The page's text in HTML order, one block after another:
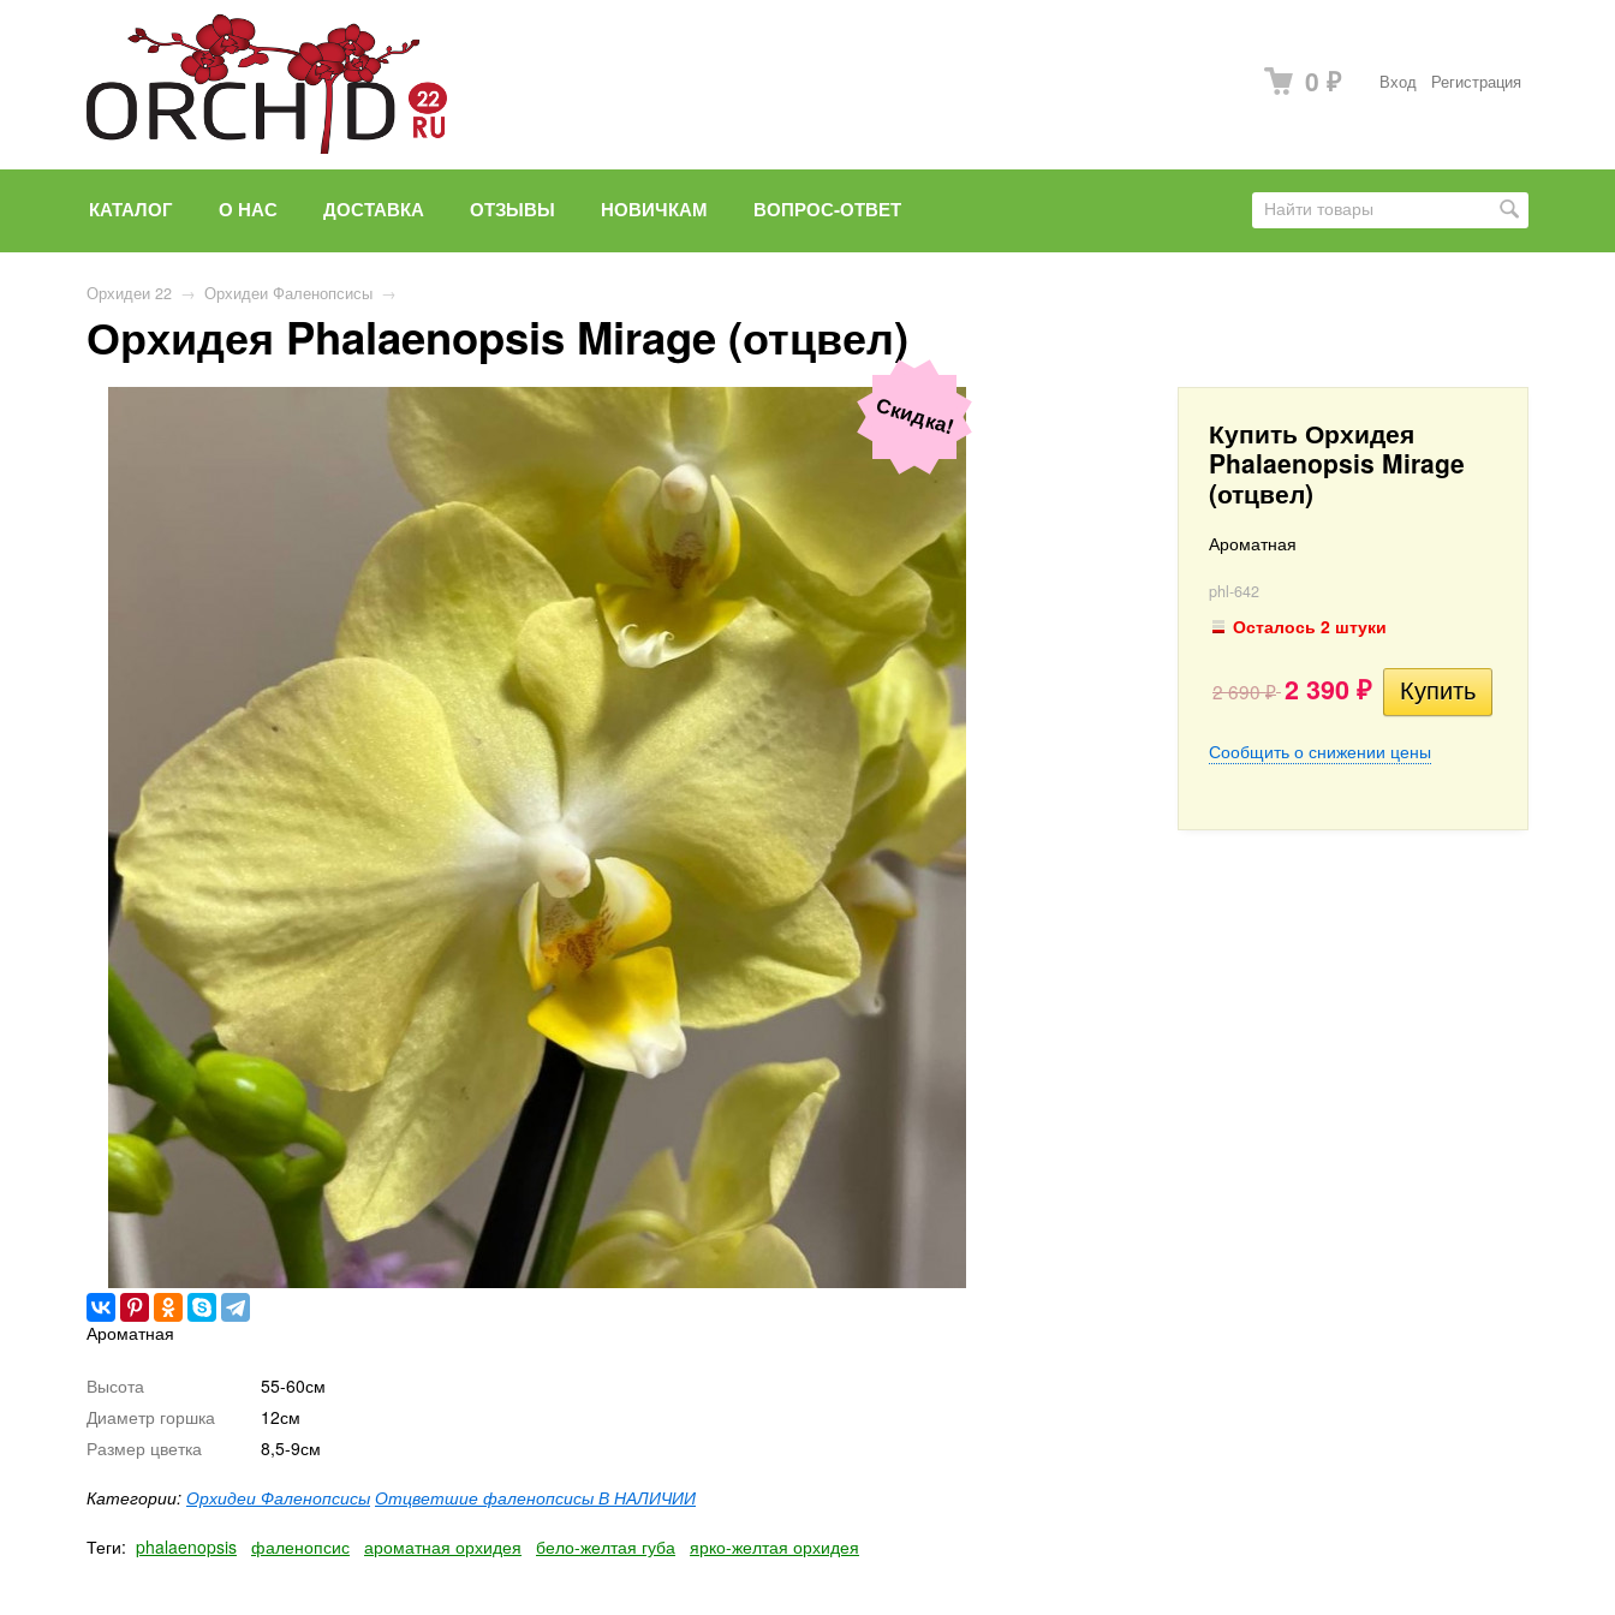
Вход Регистрация
0 ₽
КАТАЛОГ О НАС ДОСТАВКА ОТЗЫВЫ НОВИЧКАМ ВОПРОС-ОТВЕТ
Орхидеи 22 → Орхидеи Фаленопсисы →
Орхидея Phalaenopsis Mirage (отцвел)
Купить Орхидея
Phalaenopsis Mirage
(отцвел)
Ароматная
phl-642
Осталось 2 штуки
2 690₽ 2 390 ₽
Сообщить о снижении цены
Скидка!
Ароматная
Высота
55-60см
Диаметр горшка
12см
Размер цветка
8,5-9см
Категории: Орхидеи Фаленопсисы Отцветшие фаленопсисы В НАЛИЧИИ
Теги: phalaenopsis фаленопсис ароматная орхидея бело-желтая губа ярко-желтая орхидея